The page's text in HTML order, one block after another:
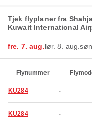
Tjek flyplaner fra
Kuwait International
fre. 7. aug.lør. 8. aug.
Flynummer
KU284 -
KU284 -